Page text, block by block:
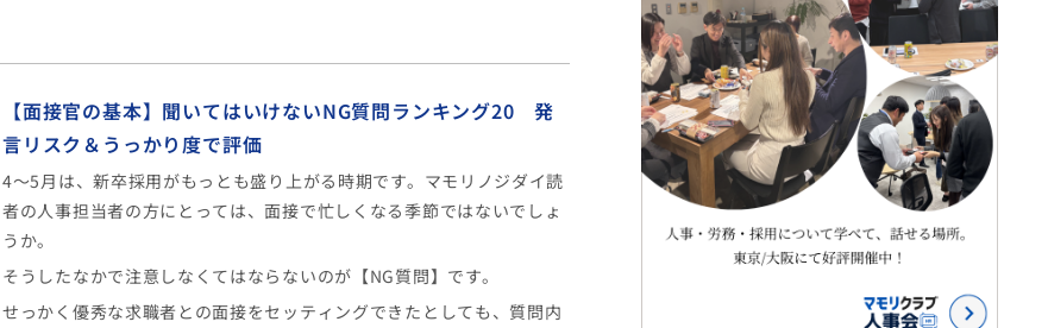
料に詳しく掲載していますので、ぜひダウンロードしてご覧ください。
【面接官の基本】聞いてはいけないNG質問ランキング20 発
言リスク＆うっかり度で評価
4～5月は、新卒採用がもっとも盛り上がる時期です。マモリノジダイ読
者の人事担当者の方にとっては、面接で忙しくなる季節ではないでしょ
うか。
そうしたなかで注意しなくてはならないのが【NG質問】です。
せっかく優秀な求職者との面接をセッティングできたとしても、質問内